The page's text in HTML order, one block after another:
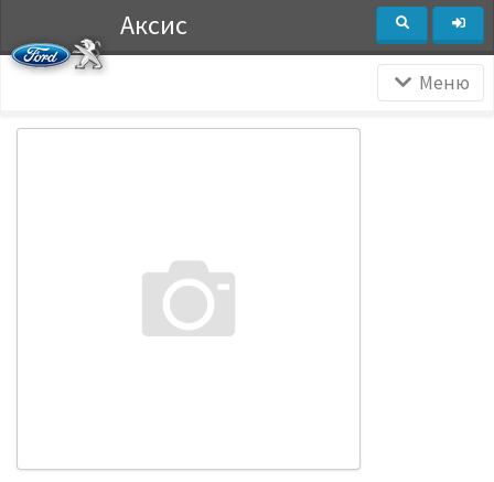
Аксис
Меню